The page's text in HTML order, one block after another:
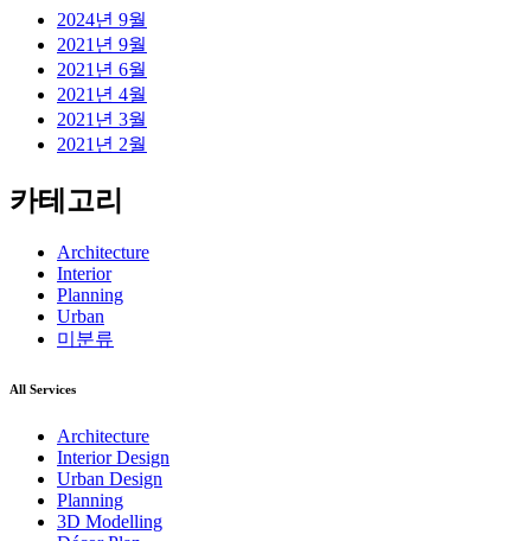
2024년 9월
2021년 9월
2021년 6월
2021년 4월
2021년 3월
2021년 2월
카테고리
Architecture
Interior
Planning
Urban
미분류
All Services
Architecture
Interior Design
Urban Design
Planning
3D Modelling